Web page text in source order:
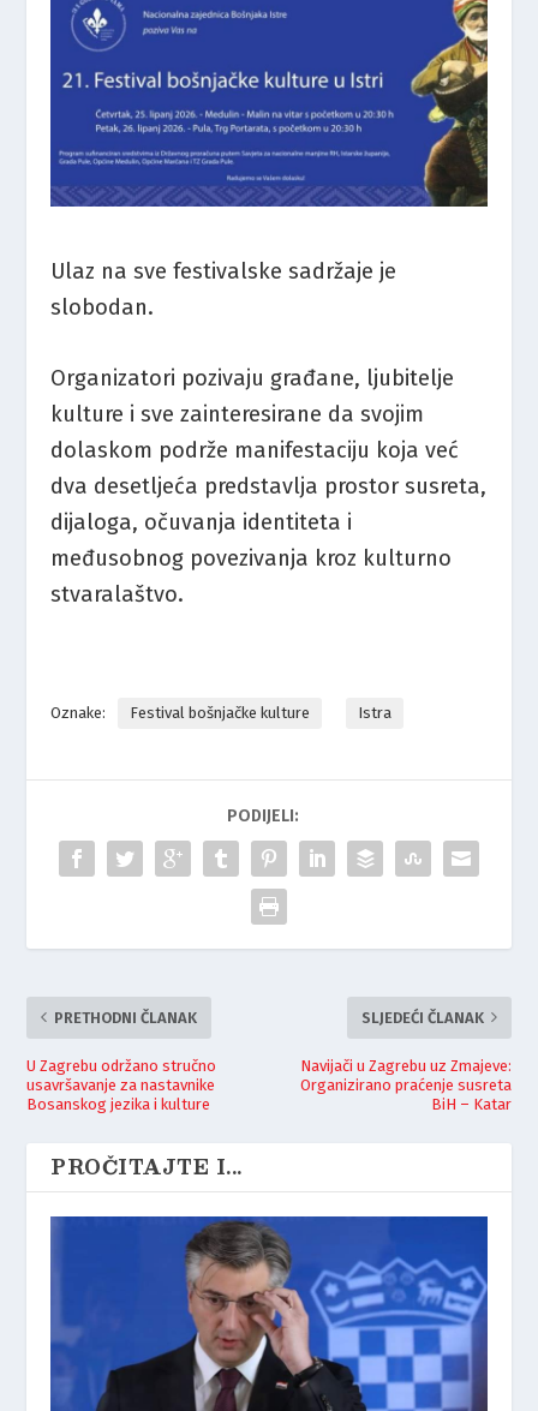
Ulaz na sve festivalske sadržaje je
slobodan.
Organizatori pozivaju građane, ljubitelje
kulture i sve zainteresirane da svojim
dolaskom podrže manifestaciju koja već
dva desetljeća predstavlja prostor susreta,
dijaloga, očuvanja identiteta i
međusobnog povezivanja kroz kulturno
stvaralaštvo.
Oznake: Festival bošnjačke kulture Istra
PODIJELI:
PRETHODNI ČLANAK
U Zagrebu održano stručno
usavršavanje za nastavnike
Bosanskog jezika i kulture
SLJEDEĆI ČLANAK
Navijači u Zagrebu uz Zmajeve:
Organizirano praćenje susreta
BiH – Katar
PROČITAJTE I...